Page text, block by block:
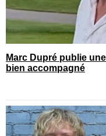
Marc Dupré publie
bien accompagné